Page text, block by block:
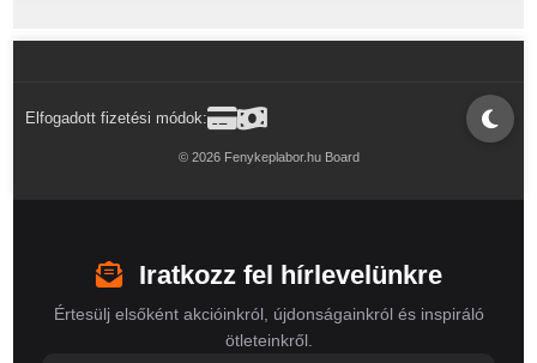
Elfogadott fizetési módok:
© 2026 Fenykeplabor.hu Board
Iratkozz fel hírlevelünkre
Értesülj elsőként akcióinkról, újdonságainkról és inspiráló
ötleteinkről.